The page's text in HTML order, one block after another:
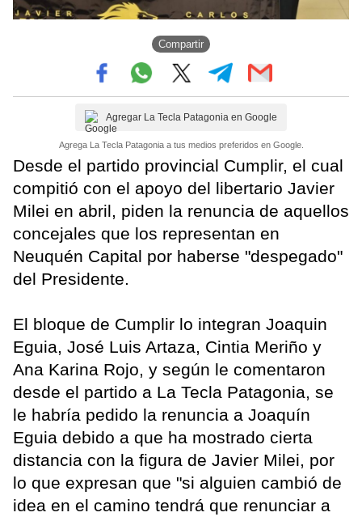
Compartir
Agregar La Tecla Patagonia en Google
Agrega La Tecla Patagonia a tus medios preferidos en Google.
Desde el partido provincial Cumplir, el cual
compitió con el apoyo del libertario Javier
Milei en abril, piden la renuncia de aquellos
concejales que los representan en
Neuquén Capital por haberse "despegado"
del Presidente.
El bloque de Cumplir lo integran Joaquin
Eguia, José Luis Artaza, Cintia Meriño y
Ana Karina Rojo, y según le comentaron
desde el partido a La Tecla Patagonia, se
le habría pedido la renuncia a Joaquín
Eguia debido a que ha mostrado cierta
distancia con la figura de Javier Milei, por
lo que expresan que "si alguien cambió de
idea en el camino tendrá que renunciar a